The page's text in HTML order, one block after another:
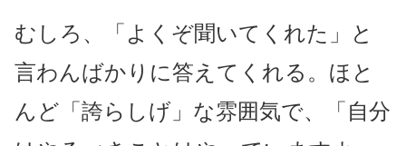
むしろ、「よくぞ聞いてくれた」と
言わんばかりに答えてくれる。ほと
んど「誇らしげ」な雰囲気で、「自分